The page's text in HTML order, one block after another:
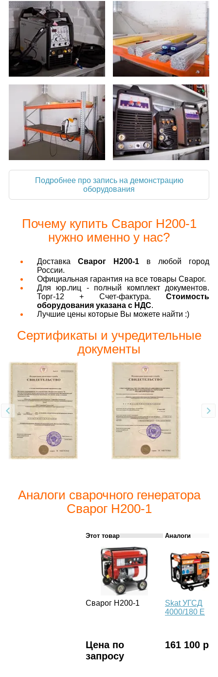
Подробнее про запись на демонстрацию
оборудования
Почему купить Сварог H200-1
нужно именно у нас?
Доставка Сварог H200-1 в любой город
России.
Официальная гарантия на все товары Сварог.
Для юр.лиц - полный комплект документов.
Торг-12 + Счет-фактура. Стоимость
оборудования указана с НДС.
Лучшие цены которые Вы можете найти :)
Сертификаты и учредительные
документы
Аналоги сварочного генератора
Сварог H200-1
Этот товар Аналоги
Сварог H200-1
Skat УГСД
4000/180 Е
Цена по
запросу
161 100 р.